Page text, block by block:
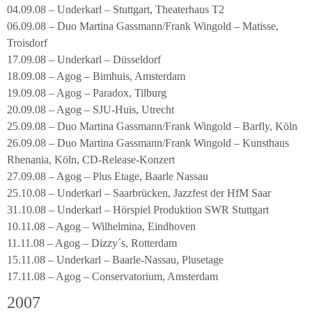
04.09.08 – Underkarl – Stuttgart, Theaterhaus T2
06.09.08 – Duo Martina Gassmann/Frank Wingold – Matisse,
Troisdorf
17.09.08 – Underkarl – Düsseldorf
18.09.08 – Agog – Bimhuis, Amsterdam
19.09.08 – Agog – Paradox, Tilburg
20.09.08 – Agog – SJU-Huis, Utrecht
25.09.08 – Duo Martina Gassmann/Frank Wingold – Barfly, Köln
26.09.08 – Duo Martina Gassmann/Frank Wingold – Kunsthaus
Rhenania, Köln, CD-Release-Konzert
27.09.08 – Agog – Plus Etage, Baarle Nassau
25.10.08 – Underkarl – Saarbrücken, Jazzfest der HfM Saar
31.10.08 – Underkarl – Hörspiel Produktion SWR Stuttgart
10.11.08 – Agog – Wilhelmina, Eindhoven
11.11.08 – Agog – Dizzy´s, Rotterdam
15.11.08 – Underkarl – Baarle-Nassau, Plusetage
17.11.08 – Agog – Conservatorium, Amsterdam
2007